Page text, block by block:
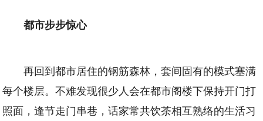
都市步步惊心
再回到都市居住的钢筋森林，套间固有的模式塞满
每个楼层。不难发现很少人会在都市阁楼下保持开门打
照面，逢节走门串巷，话家常共饮茶相互熟络的生活习